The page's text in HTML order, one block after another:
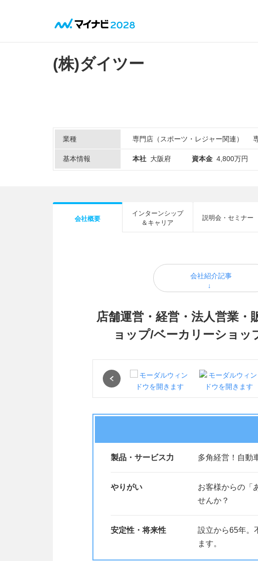
(株)ダイツー
業種 専門店（スポーツ・レジャー関連）
基本情報 本社 大阪府 資本金 4,800万円
会社概要
インターンシップ
＆キャリア
説明会・セミナー
会社紹介記事
店舗運営・経営・法人営業
ョップ/ベーカリーショッ
製品・サービス力 多角経営！自動
やりがい
お客様からの「
せんか？
安定性・将来性
設立から65年。
ます。